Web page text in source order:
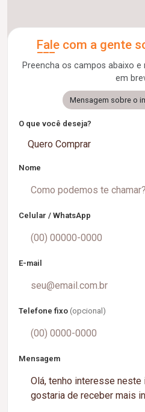
Fale com a gente
Preencha os campos abaixo
em
Mensagem sobre o
O que você deseja?
Quero Comprar
Nome
Celular / WhatsApp
E-mail
Telefone fixo (opcional)
Mensagem